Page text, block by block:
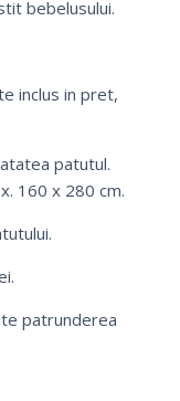
bebelusului.
inclus in pret,
patutul.
160 x 280 cm.
patrunderea